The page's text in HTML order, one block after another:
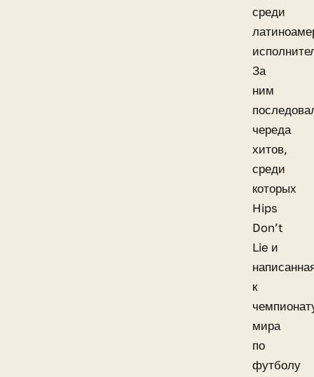
среди
За
ним
череда
хитов,
среди
которых
Hips
Don’t
Lie и
к
мира
по
футболу